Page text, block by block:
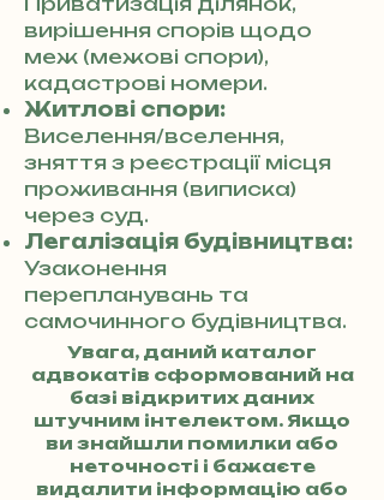
вирішення спорів щодо
меж (межові спори),
кадастрові номери.
Житлові спори:
Виселення/вселення,
зняття з реєстрації місця
проживання (виписка)
через суд.
Легалізація будівництва:
Узаконення
перепланувань та
самочинного будівництва.
Увага, даний каталог
адвокатів сформований на
базі відкритих даних
штучним інтелектом. Якщо
ви знайшли помилки або
неточності і бажаєте
видалити інформацію або